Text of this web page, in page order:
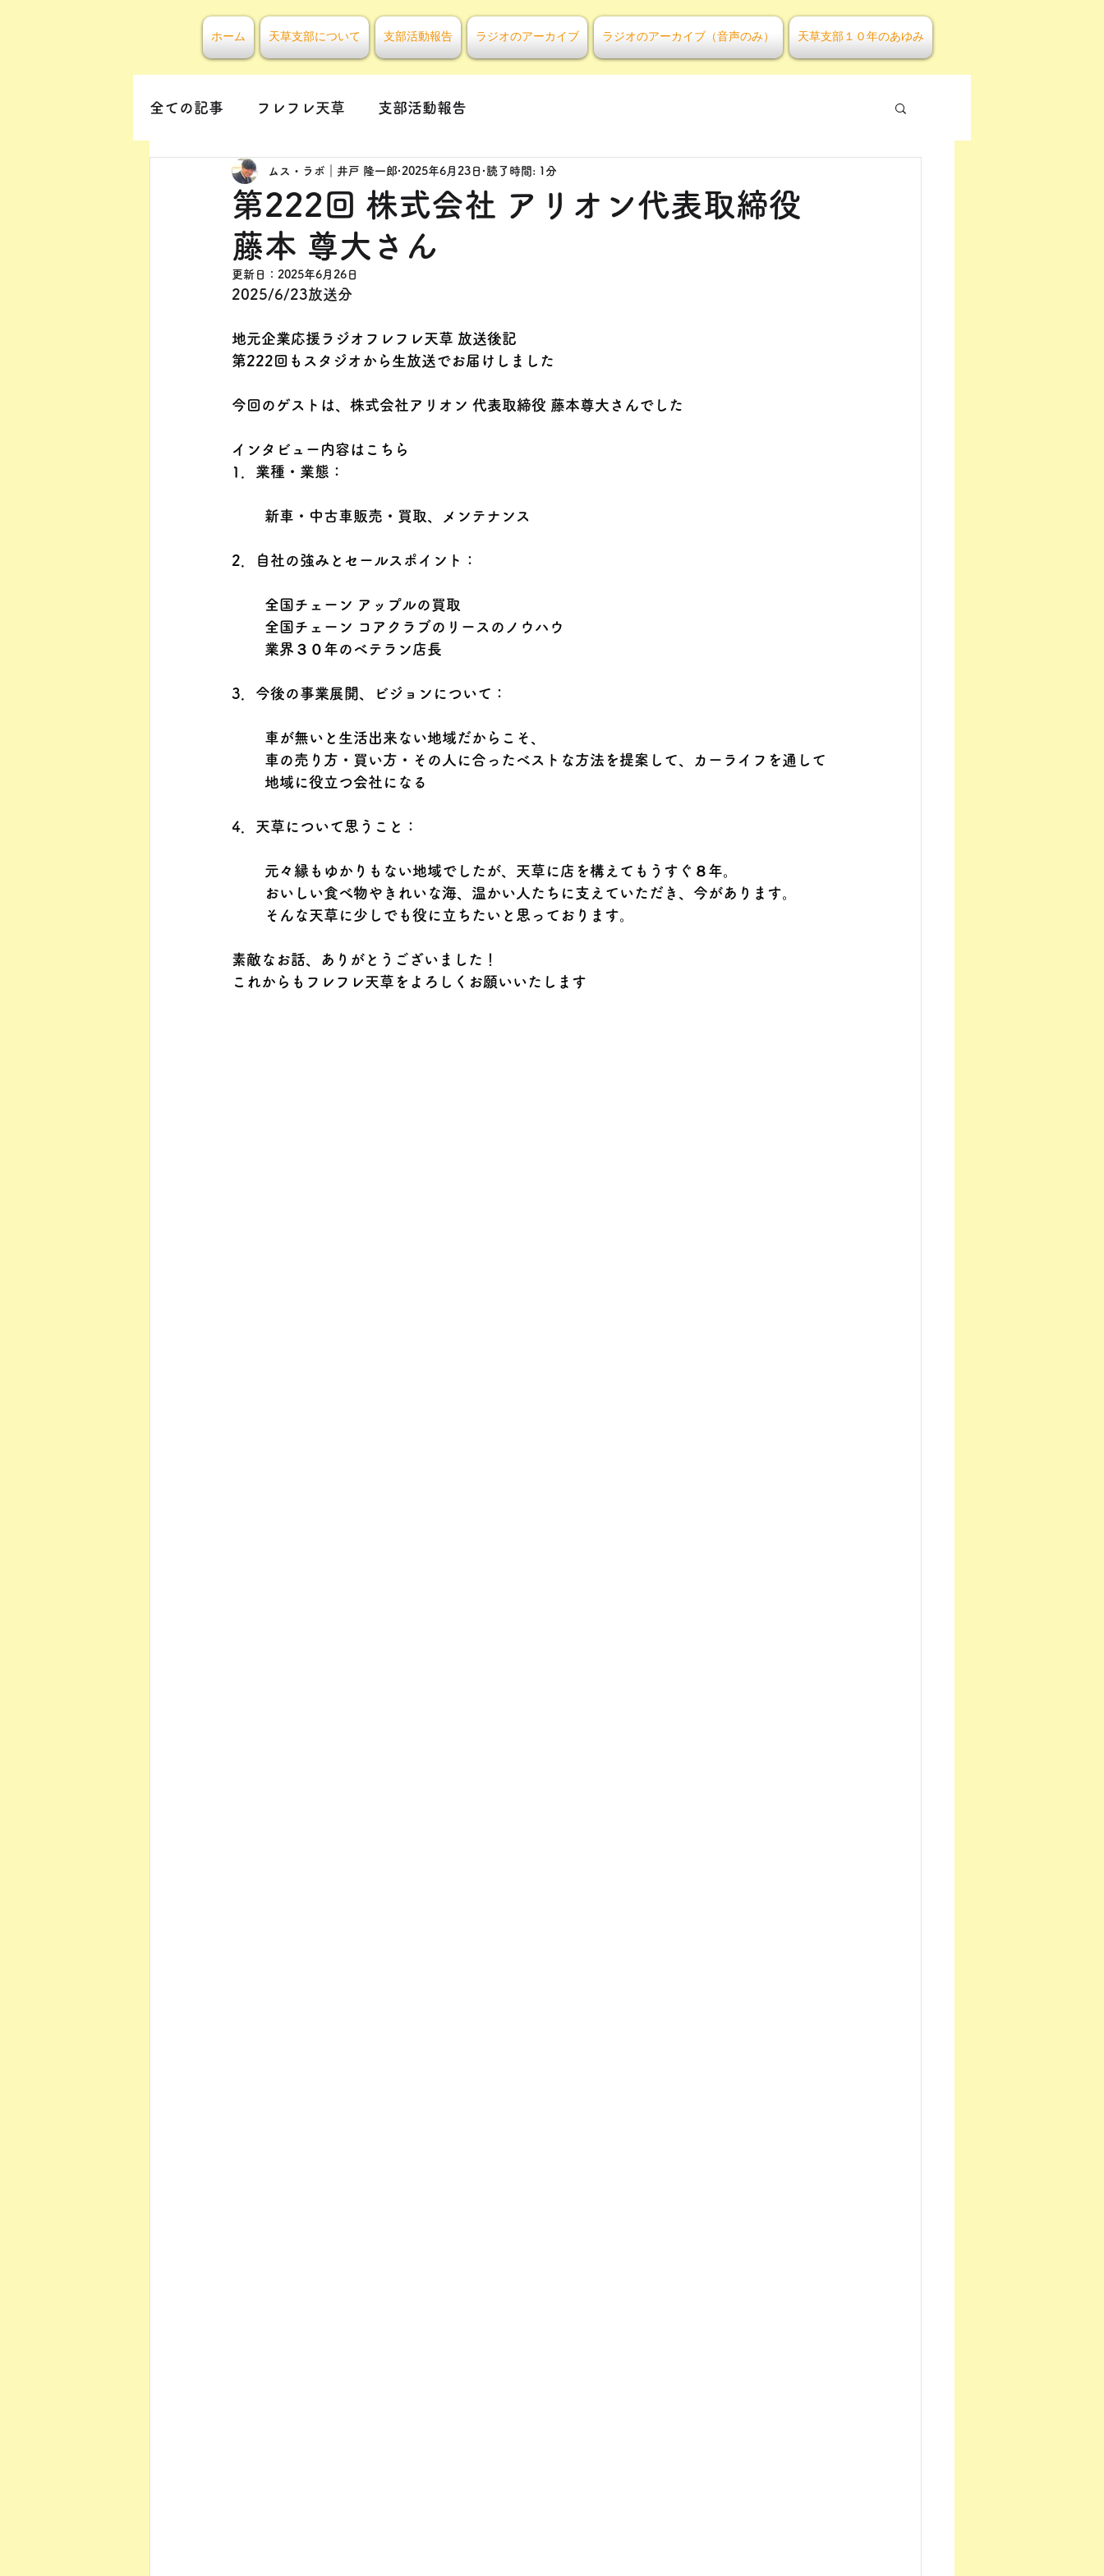
ホーム 天草支部について 支部活動報告 ラジオのアーカイブ ラジオのアーカイブ（音声のみ） 天草支部１０年のあゆみ
全ての記事 フレフレ天草 支部活動報告
第222回 株式会社 アリオン代表取締役
藤本 尊大さん
ムス・ラボ｜井戸 隆一郎 2025年6月23日 読了時間: 1分
更新日： 2025年6月26日
2025/6/23放送分
地元企業応援ラジオフレフレ天草 放送後記
第222回もスタジオから生放送でお届けしました
今回のゲストは、株式会社アリオン 代表取締役 藤本尊大さんでした
インタビュー内容はこちら
1．業種・業態：
新車・中古車販売・買取、メンテナンス
2．自社の強みとセールスポイント：
全国チェーン アップルの買取
全国チェーン コアクラブのリースのノウハウ
業界３０年のベテラン店長
3．今後の事業展開、ビジョンについて：
車が無いと生活出来ない地域だからこそ、
車の売り方・買い方・その人に合ったベストな方法を提案して、カーライフを通して
地域に役立つ会社になる
4．天草について思うこと：
元々縁もゆかりもない地域でしたが、天草に店を構えてもうすぐ８年。
おいしい食べ物やきれいな海、温かい人たちに支えていただき、今があります。
そんな天草に少しでも役に立ちたいと思っております。
素敵なお話、ありがとうございました！
これからもフレフレ天草をよろしくお願いいたします